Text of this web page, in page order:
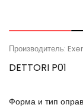
Производитель:
DETTORI P01
Форма и тип